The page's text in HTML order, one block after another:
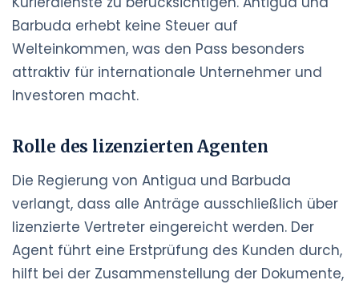
Barbuda erhebt keine Steuer auf
Welteinkommen, was den Pass besonders
attraktiv für internationale Unternehmer und
Investoren macht.
Rolle des lizenzierten Agenten
Die Regierung von Antigua und Barbuda
verlangt, dass alle Anträge ausschließlich über
lizenzierte Vertreter eingereicht werden. Der
Agent führt eine Erstprüfung des Kunden durch,
hilft bei der Zusammenstellung der Dokumente,